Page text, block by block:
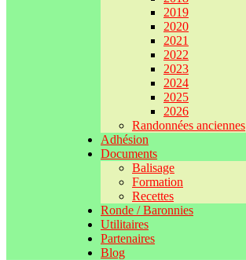
2019
2020
2021
2022
2023
2024
2025
2026
Randonnées anciennes
Adhésion
Documents
Balisage
Formation
Recettes
Ronde / Baronnies
Utilitaires
Partenaires
Blog